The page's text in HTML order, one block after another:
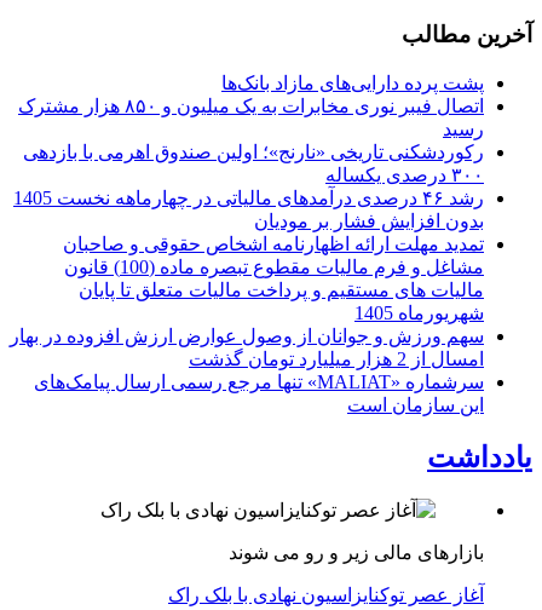
آخرین مطالب
پشت پرده دارایی‌های مازاد بانک‌ها
اتصال فیبر نوری مخابرات به یک میلیون و ۸۵۰ هزار مشترک
رسید
رکوردشکنی تاریخی «نارنج»؛ اولین صندوق اهرمی با بازدهی
۳۰۰ درصدی یکساله
رشد ۴۶ درصدی درآمدهای مالیاتی در چهارماهه نخست 1405
بدون افزایش فشار بر مودیان
تمدید مهلت ارائه اظهارنامه اشخاص حقوقی و صاحبان
مشاغل و فرم مالیات مقطوع تبصره ماده (100) قانون
مالیات های مستقیم و پرداخت مالیات متعلق تا پایان
شهریورماه 1405
سهم ورزش و جوانان از وصول عوارض ارزش افزوده در بهار
امسال از 2 هزار میلیارد تومان گذشت
سرشماره «MALIAT» تنها مرجع رسمی ارسال پیامک‌های
این سازمان است
یادداشت
بازارهای مالی زیر و رو می شوند
آغاز عصر توکنایزاسیون نهادی با بلک راک